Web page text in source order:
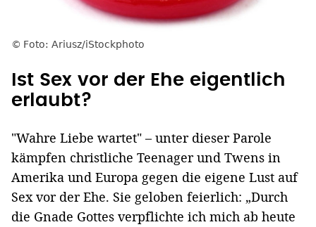
Foto: Ariusz/iStockphoto
Ist Sex vor der Ehe eigentlich
erlaubt?
"Wahre Liebe wartet" – unter dieser Parole
kämpfen christliche Teenager und Twens in
Amerika und Europa gegen die eigene Lust auf
Sex vor der Ehe. Sie geloben feierlich: „Durch
die Gnade Gottes verpflichte ich mich ab heute